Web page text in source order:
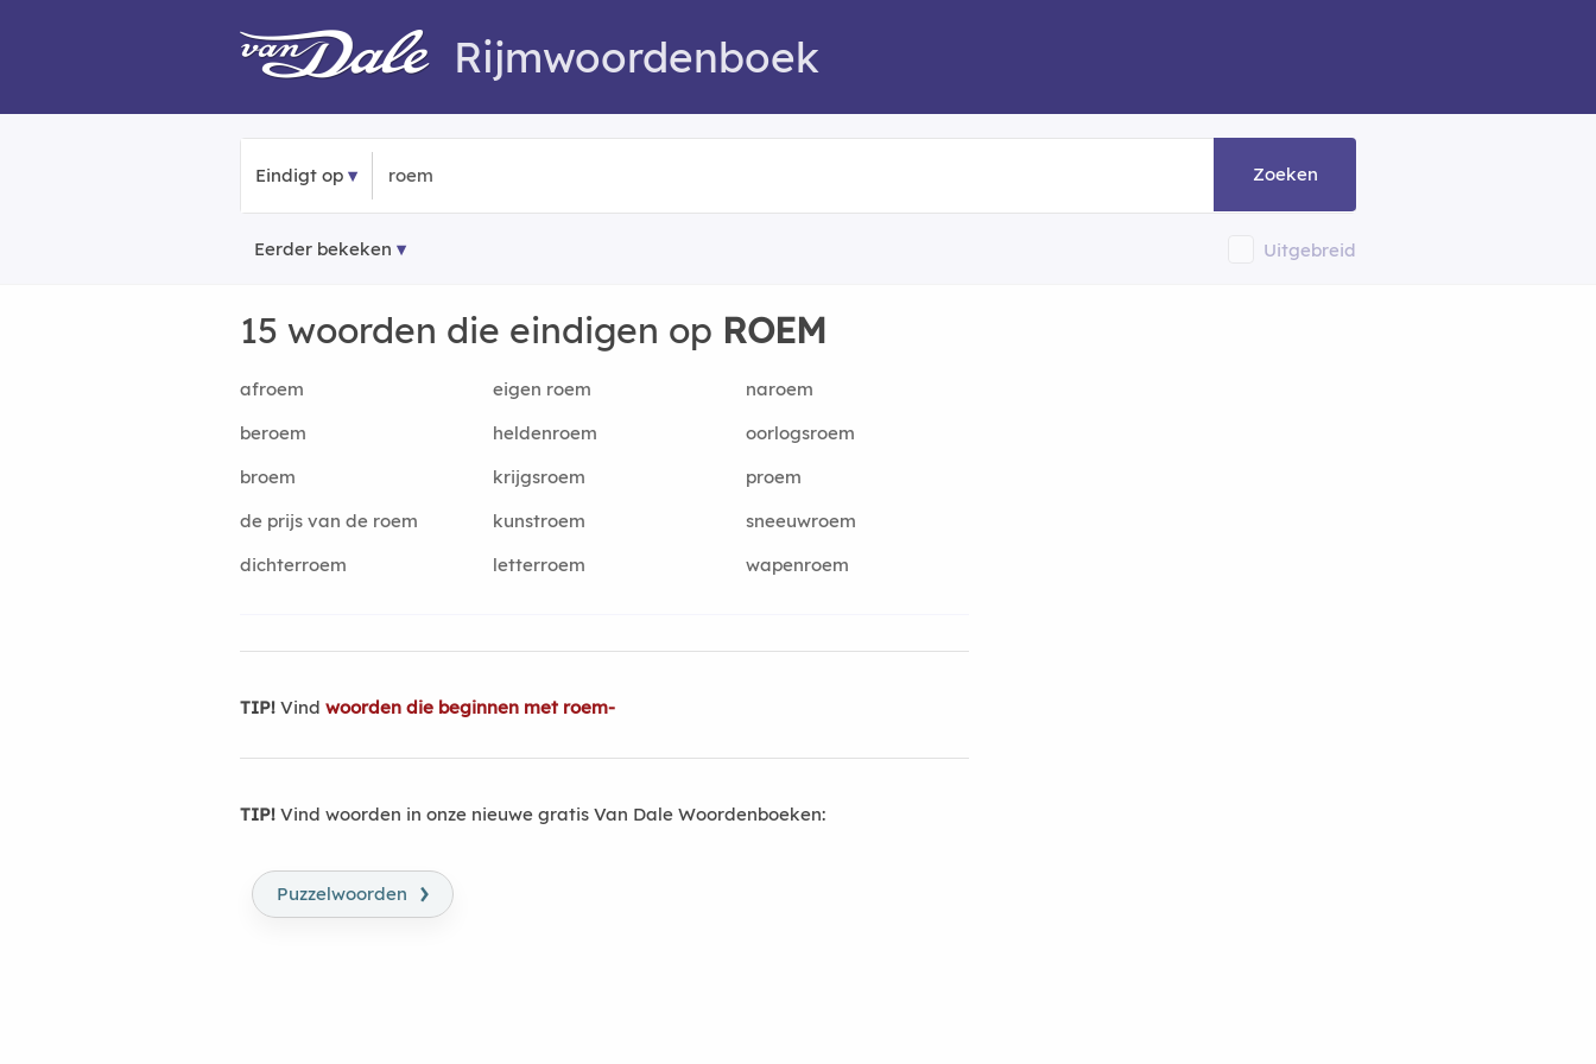
Rijmwoordenboek
Eindigt op Zoeken
Eerder bekeken Uitgebreid
15 woorden die eindigen op ROEM
afroem eigen roem
naroem
beroem
heldenroem
oorlogsroem
broem
krijgsroem
proem
de prijs van de roem
kunstroem
sneeuwroem
dichterroem
letterroem wapenroem
TIP! Vind woorden die beginnen met roem-
TIP! Vind woorden in onze nieuwe gratis Van Dale Woordenboeken:
Puzzelwoorden ›